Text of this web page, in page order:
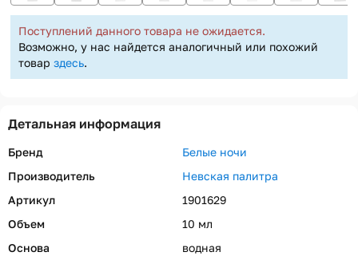
Поступлений данного товара не ожидается.
Возможно, у нас найдется аналогичный или похожий
товар здесь.
Детальная информация
Бренд
Белые ночи
Производитель
Невская палитра
Артикул
1901629
Объем
10 мл
Основа
водная